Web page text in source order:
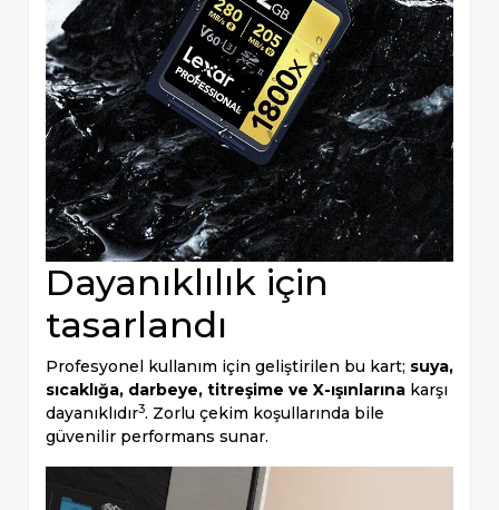
Dayanıklılık için
tasarlandı
Profesyonel kullanım için geliştirilen bu kart; suya,
sıcaklığa, darbeye, titreşime ve X-ışınlarına karşı
dayanıklıdır3. Zorlu çekim koşullarında bile
güvenilir performans sunar.